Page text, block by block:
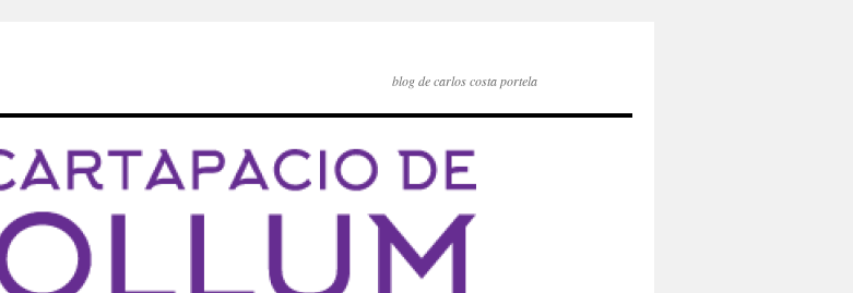
blog de carlos costa portela